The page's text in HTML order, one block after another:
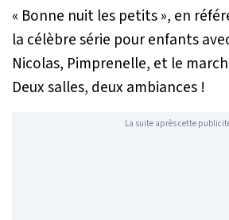
« Bonne nuit les petits », en
la célèbre série pour enfants
Nicolas, Pimprenelle, et le
Deux salles, deux ambiances !
La suite après cette